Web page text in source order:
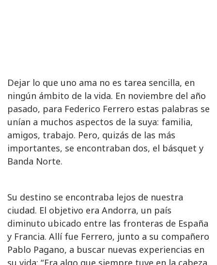
Dejar lo que uno ama no es tarea sencilla, en
ningún ámbito de la vida. En noviembre del año
pasado, para Federico Ferrero estas palabras se
unían a muchos aspectos de la suya: familia,
amigos, trabajo. Pero, quizás de las más
importantes, se encontraban dos, el básquet y
Banda Norte.
Su destino se encontraba lejos de nuestra
ciudad. El objetivo era Andorra, un país
diminuto ubicado entre las fronteras de España
y Francia. Allí fue Ferrero, junto a su compañero
Pablo Pagano, a buscar nuevas experiencias en
su vida: “Era algo que siempre tuve en la cabeza,